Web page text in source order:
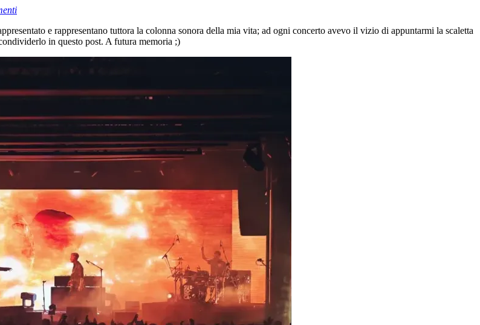
e rappresentano tuttora la colonna sonora della mia vita; ad ogni concerto avevo il vizio di appuntarmi la scaletta
in questo post. A futura memoria ;)